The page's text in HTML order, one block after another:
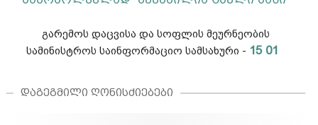
გარემოს დაცვისა და სოფლის მეურნეობის
სამინისტროს საინფორმაციო სამსახური - 15 01
ᲓᲐᲒᲔᲒᲛᲘᲚᲘ ᲦᲝᲜᲘᲡᲫᲘᲔᲑᲔᲑᲘ